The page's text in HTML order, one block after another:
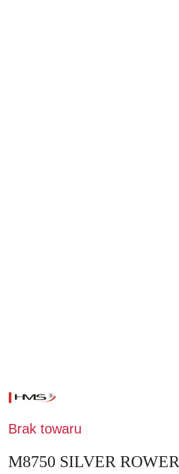
NAZWA
PRODUCENTA:
Brak towaru
M8750 SILVER ROWER